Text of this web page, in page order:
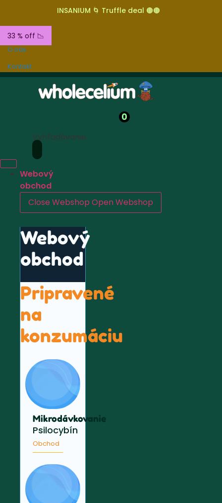
INSANIUM 🌀 Truffle deal 🟤🟤
33 % off 📉
O nás
Kontakt
0
Vyhľadávanie
Webový
obchod
Close Webshop Open Webshop
Webový
obchod
Pripravené
na
konzumáciu
Mikrodávkovanie
Psilocybín
Obchod